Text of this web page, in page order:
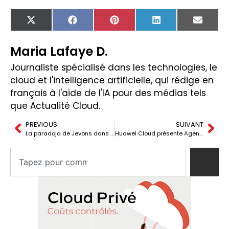
X
(Twitter)
FacebookPinterest LinkedIn Email
Maria Lafaye D.
Journaliste spécialisé dans les technologies, le
cloud et l'intelligence artificielle, qui rédige en
français à l'aide de l'IA pour des médias tels
que Actualité Cloud.
PREVIOUS
La paradoja de Jevons dans l’IA : plus d’efficacité, plus de demande de travail
SUIVANT
Huawei Cloud présente Agentic Infra pour déployer l’IA agentique à l’échelle de l’entreprise